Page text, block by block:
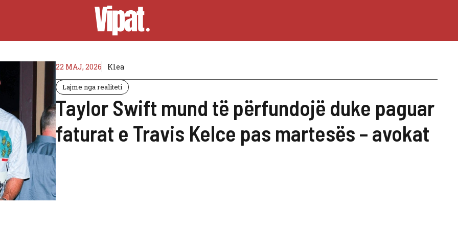
22 MAJ, 2026 Klea
Lajme nga realiteti
Taylor Swift mund të përfundojë duke paguar
faturat e Travis Kelce pas martesës – avokat